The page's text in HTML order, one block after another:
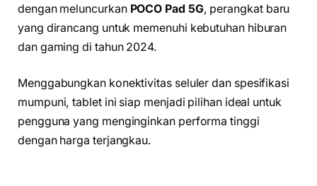
dengan meluncurkan POCO Pad 5G, perangkat baru
yang dirancang untuk memenuhi kebutuhan hiburan
dan gaming di tahun 2024.
Menggabungkan konektivitas seluler dan spesifikasi
mumpuni, tablet ini siap menjadi pilihan ideal untuk
pengguna yang menginginkan performa tinggi
dengan harga terjangkau.